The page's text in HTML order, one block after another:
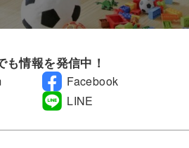
も情報を発信中！
Facebook
LINE